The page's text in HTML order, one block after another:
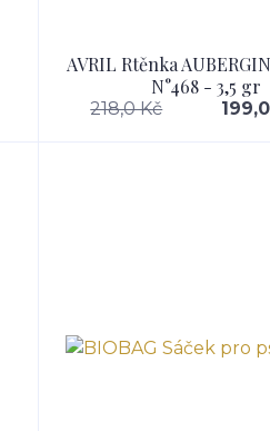
AVRIL Rtěnka
N°468 - 3,5 gr
218,0 Kč